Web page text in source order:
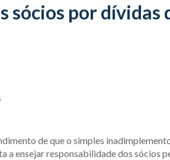
sócios por dívidas
de que o simples
ensejar responsabilidade dos sócios